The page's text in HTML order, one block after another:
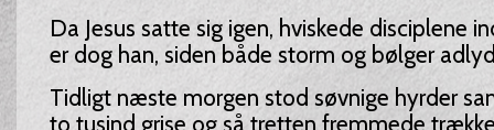
Da Jesus satte sig igen, hviskede disciplene
er dog han, siden både storm og bølger
Tidligt næste morgen stod søvnige hyrder
to tusind grise og så tretten fremmede